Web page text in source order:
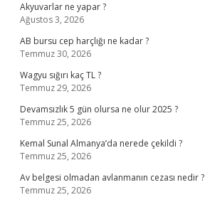
Akyuvarlar ne yapar ?
Ağustos 3, 2026
AB bursu cep harçlığı ne kadar ?
Temmuz 30, 2026
Wagyu sığırı kaç TL ?
Temmuz 29, 2026
Devamsızlık 5 gün olursa ne olur 2025 ?
Temmuz 25, 2026
Kemal Sunal Almanya’da nerede çekildi ?
Temmuz 25, 2026
Av belgesi olmadan avlanmanın cezası nedir ?
Temmuz 25, 2026